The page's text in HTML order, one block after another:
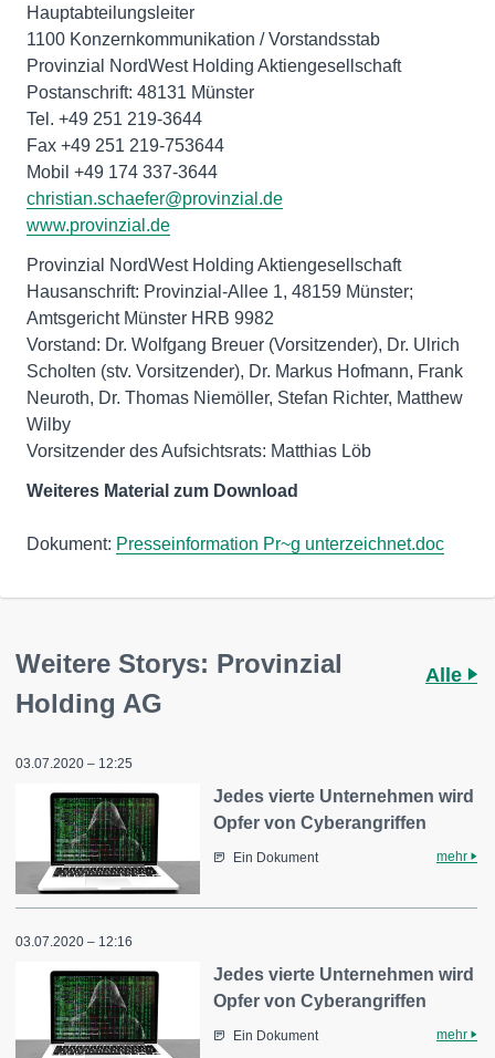
Hauptabteilungsleiter
1100 Konzernkommunikation / Vorstandsstab
Provinzial NordWest Holding Aktiengesellschaft
Postanschrift: 48131 Münster
Tel. +49 251 219-3644
Fax +49 251 219-753644
Mobil +49 174 337-3644
christian.schaefer@provinzial.de
www.provinzial.de
Provinzial NordWest Holding Aktiengesellschaft
Hausanschrift: Provinzial-Allee 1, 48159 Münster;
Amtsgericht Münster HRB 9982
Vorstand: Dr. Wolfgang Breuer (Vorsitzender), Dr. Ulrich
Scholten (stv. Vorsitzender), Dr. Markus Hofmann, Frank
Neuroth, Dr. Thomas Niemöller, Stefan Richter, Matthew
Wilby
Vorsitzender des Aufsichtsrats: Matthias Löb
Weiteres Material zum Download
Dokument: Presseinformation Pr~g unterzeichnet.doc
Weitere Storys: Provinzial
Holding AG
Alle
03.07.2020 – 12:25
Jedes vierte Unternehmen wird
Opfer von Cyberangriffen
Ein Dokument mehr
03.07.2020 – 12:16
Jedes vierte Unternehmen wird
Opfer von Cyberangriffen
Ein Dokument mehr